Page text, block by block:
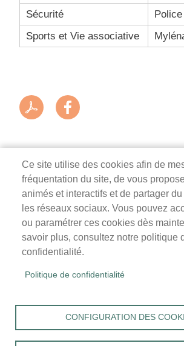
Sécurité
Sports et Vie associative
Ce site utilise des cookies afin de
fréquentation du site, de vous
animés et interactifs et de partager
les réseaux sociaux. Vous pouvez
ou paramétrer ces cookies dès
savoir plus, consultez notre politique
confidentialité.
Politique de confidentialité
CONFIGURATION DES
Mairie de Survilliers
3 rue de la Liberté
95470 Survilliers
Tél. 01 34 68 26 00
mercredi, samedi : 9h-12h
Menu
de
Accueil
Mentions légales